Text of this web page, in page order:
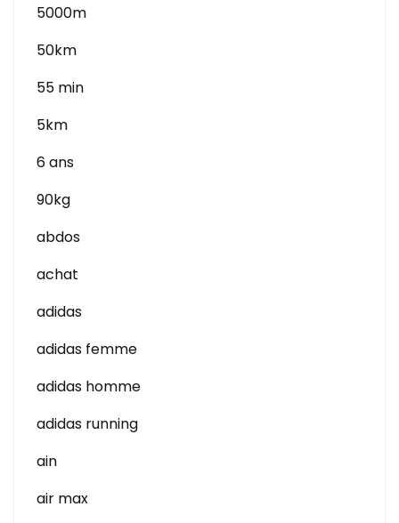
5000m
50km
55 min
5km
6 ans
90kg
abdos
achat
adidas
adidas femme
adidas homme
adidas running
ain
air max